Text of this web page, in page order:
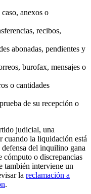
anexos o
recibos,
abonadas, pendientes y
burofax, mensajes o
o cantidades
de su recepción o
judicial, una
cuando la liquidación está
del inquilino gana
cómputo o discrepancias
también interviene un
la reclamación a
.